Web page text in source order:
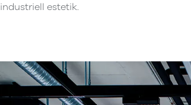
industriell estetik.